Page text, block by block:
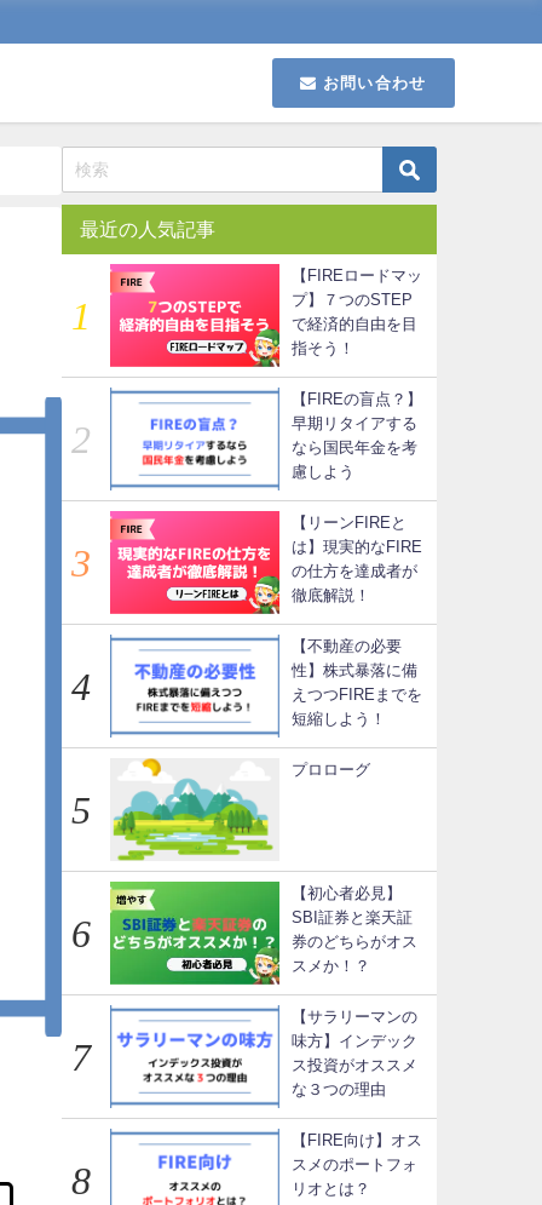
お問い合わせ
最近の人気記事
【FIREロードマッ
プ】７つのSTEP
で経済的自由を目
指そう！
【FIREの盲点？】
早期リタイアする
なら国民年金を考
慮しよう
【リーンFIREと
は】現実的なFIRE
の仕方を達成者が
徹底解説！
【不動産の必要
性】株式暴落に備
えつつFIREまでを
短縮しよう！
プロローグ
【初心者必見】
SBI証券と楽天証
券のどちらがオス
スメか！？
【サラリーマンの
味方】インデック
ス投資がオススメ
な３つの理由
【FIRE向け】オス
スメのポートフォ
リオとは？